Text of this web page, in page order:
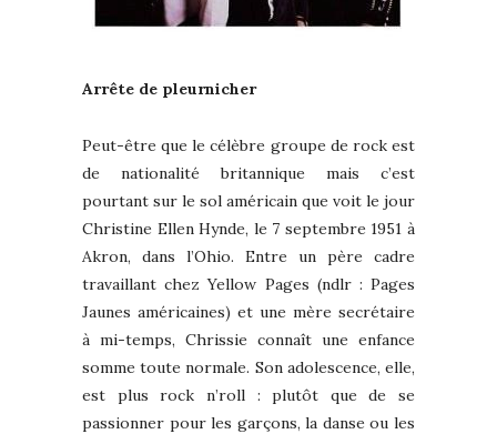
Arrête de pleurnicher
Peut-être que le célèbre groupe de rock est
de nationalité britannique mais c’est
pourtant sur le sol américain que voit le jour
Christine Ellen Hynde, le 7 septembre 1951 à
Akron, dans l’Ohio. Entre un père cadre
travaillant chez Yellow Pages (ndlr : Pages
Jaunes américaines) et une mère secrétaire
à mi-temps, Chrissie connaît une enfance
somme toute normale. Son adolescence, elle,
est plus rock n’roll : plutôt que de se
passionner pour les garçons, la danse ou les